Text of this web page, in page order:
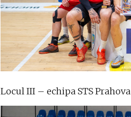
Locul III – echipa STS Prahova